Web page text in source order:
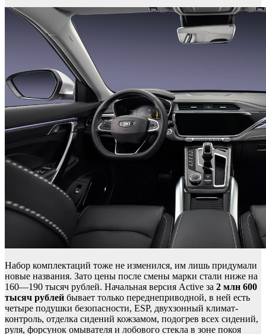
Набор комплектаций тоже не изменился, им лишь придумали
новые названия. Зато цены после смены марки стали ниже на
160—190 тысяч рублей. Начальная версия Active за 2 млн 600
тысяч рублей бывает только переднеприводной, в ней есть
четыре подушки безопасности, ESP, двухзонный климат-
контроль, отделка сидений кожзамом, подогрев всех сидений,
руля, форсунок омывателя и лобового стекла в зоне покоя